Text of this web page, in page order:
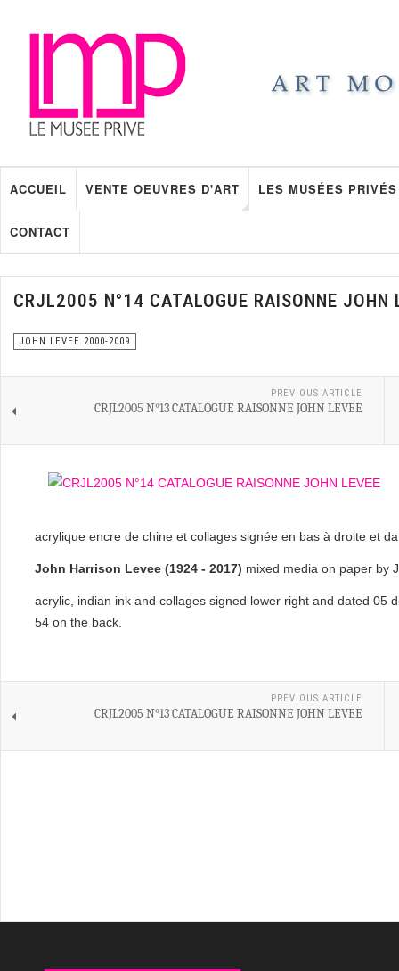
ACCUEIL VENTE OEUVRES D'ART LES MUSÉES PRIVÉS
CONTACT
CRJL2005 N°14 CATALOGUE RAISONNE JOHN
JOHN LEVEE 2000-2009
PREVIOUS ARTICLE
CRJL2005 N°13 CATALOGUE RAISONNE JOHN LEVEE
acrylique encre de chine et collages signée en bas à droite et
John Harrison Levee (1924 - 2017) mixed media on paper by
acrylic, indian ink and collages signed lower right and dated 05
54 on the back.
PREVIOUS ARTICLE
CRJL2005 N°13 CATALOGUE RAISONNE JOHN LEVEE